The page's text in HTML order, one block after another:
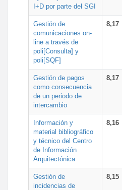
I+D por parte del SGI
Gestión de
comunicaciones on-
line a través de
poli[Consulta] y
poli[SQF]
8,17
Gestión de pagos
como consecuencia
de un periodo de
intercambio
8,17
Información y
material bibliográfico
y técnico del Centro
de Información
Arquitectónica
8,16
Gestión de
incidencias de
8,15